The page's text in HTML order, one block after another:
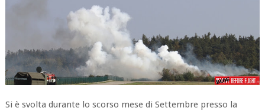
Si è svolta durante lo scorso mese di Settembre presso la